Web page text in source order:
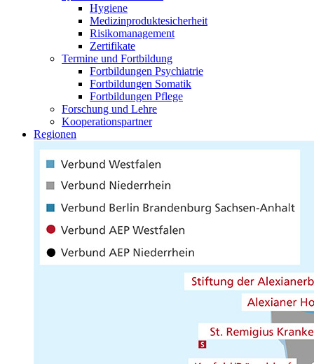
Hygiene
Medizinproduktesicherheit
Risikomanagement
Zertifikate
Termine und Fortbildung
Fortbildungen Psychiatrie
Fortbildungen Somatik
Fortbildungen Pflege
Forschung und Lehre
Kooperationspartner
Regionen